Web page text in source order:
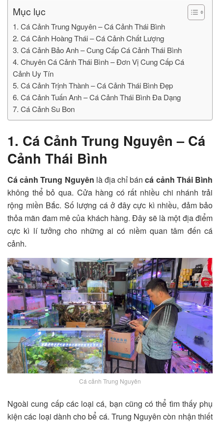
Mục lục
1. Cá Cảnh Trung Nguyên – Cá Cảnh Thái Bình
2. Cá Cảnh Hoàng Thái – Cá Cảnh Chất Lượng
3. Cá Cảnh Bảo Anh – Cung Cấp Cá Cảnh Thái Bình
4. Chuyên Cá Cảnh Thái Bình – Đơn Vị Cung Cấp Cá
Cảnh Uy Tín
5. Cá Cảnh Trịnh Thành – Cá Cảnh Thái Bình Đẹp
6. Cá Cảnh Tuấn Anh – Cá Cảnh Thái Bình Đa Dạng
7. Cá Cảnh Su Bon
1. Cá Cảnh Trung Nguyên – Cá
Cảnh Thái Bình
Cá cảnh Trung Nguyên là địa chỉ báncá cảnh Thái Bình
không thể bỏ qua. Cửa hàng có rất nhiều chi nhánh trải
rộng miền Bắc. Số lượng cá ở đây cực kì nhiều, đảm bảo
thỏa mãn đam mê của khách hàng. Đây sẽ là một địa điểm
cực kì lí tưởng cho những ai có niềm quan tâm đến cá
cảnh.
Cá cảnh Trung Nguyên
Ngoài cung cấp các loại cá, bạn cũng có thể tìm thấy phụ
kiện các loại dành cho bể cá. Trung Nguyên còn nhận thiết